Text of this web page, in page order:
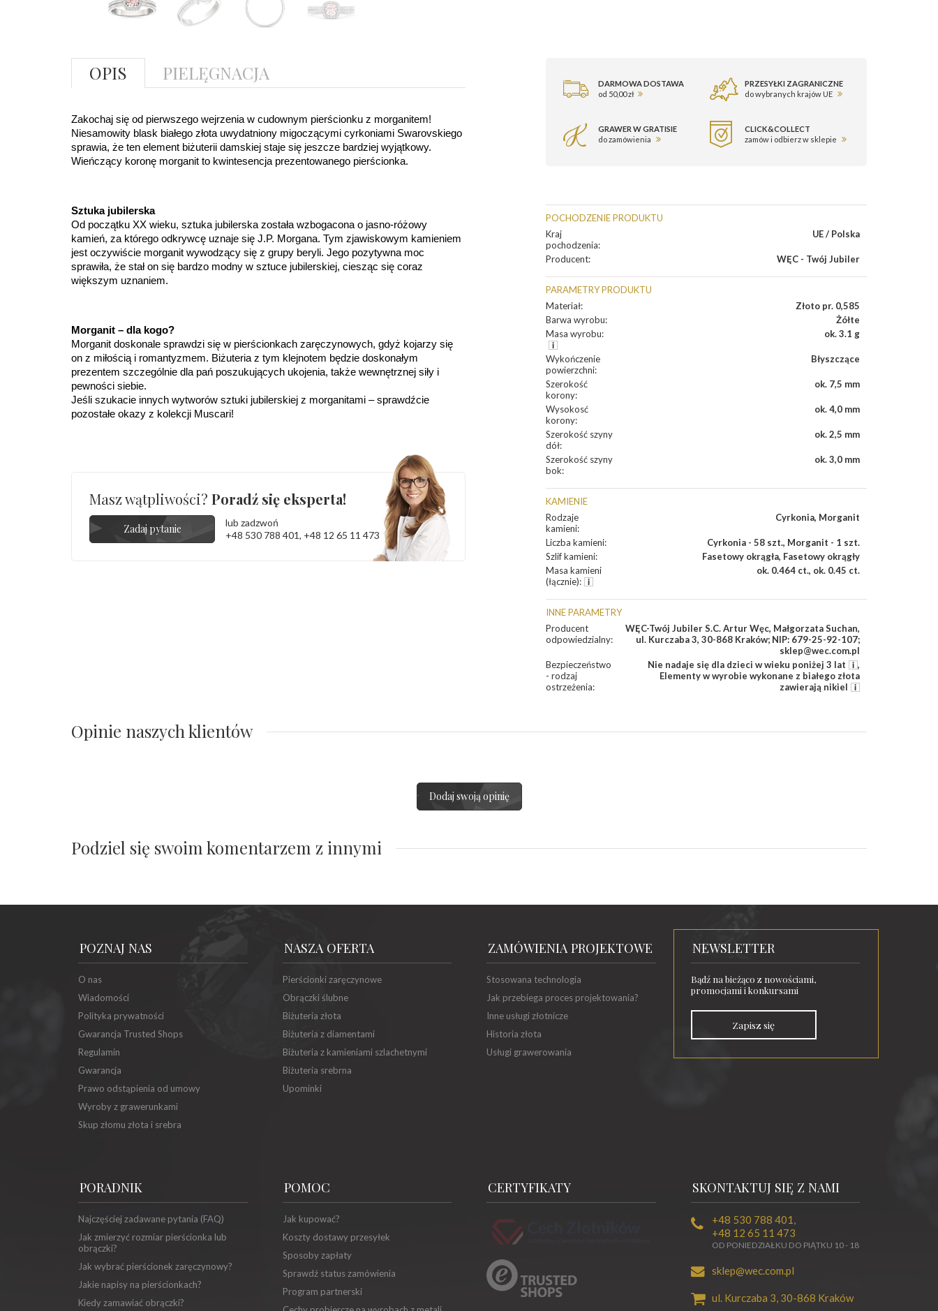
DARMOWA DOSTAWA
od 50,00 zł
PRZESYŁKI ZAGRANICZNE
do wybranych krajów UE
GRAWER W GRATISIE
do zamówienia
CLICK&COLLECT
zamów i odbierz w sklepie
POCHODZENIE PRODUKTU
Kraj
pochodzenia:
UE / Polska
Producent: WĘC - Twój Jubiler
PARAMETRY PRODUKTU
Materiał:
Złoto pr. 0,585
Barwa wyrobu:
Żółte
Masa wyrobu: ok. 3.1 g
Wykończenie
powierzchni:
Błyszczące
Szerokość
korony:
ok. 7,5 mm
Wysokosć
korony:
ok. 4,0 mm
Szerokość szyny
dół:
ok. 2,5 mm
Szerokość szyny
bok:
ok. 3,0 mm
KAMIENIE
Rodzaje
kamieni:
Cyrkonia, Morganit
Liczba kamieni: Cyrkonia - 58 szt., Morganit - 1 szt.
Szlif kamieni: Fasetowy okrągła, Fasetowy okrągły
Masa kamieni
(łącznie):
ok. 0.464 ct., ok. 0.45 ct.
INNE PARAMETRY
Producent
odpowiedzialny:
WĘC-Twój Jubiler S.C. Artur Węc, Małgorzata Suchan,
ul. Kurczaba 3, 30-868 Kraków; NIP: 679-25-92-107;
sklep@wec.com.pl
Bezpieczeństwo
- rodzaj
ostrzeżenia:
Nie nadaje się dla dzieci w wieku poniżej 3 lat
,
Elementy w wyrobie wykonane z białego złota
zawierają nikiel
OPIS PIELĘGNACJA
Zakochaj się od pierwszego wejrzenia w cudownym pierścionku z morganitem!
Niesamowity blask białego złota uwydatniony migoczącymi cyrkoniami Swarovskiego
sprawia, że ten element biżuterii damskiej staje się jeszcze bardziej wyjątkowy.
Wieńczący koronę morganit to kwintesencja prezentowanego pierścionka.
Sztuka jubilerska
Od początku XX wieku, sztuka jubilerska została wzbogacona o jasno-różowy
kamień, za którego odkrywcę uznaje się J.P. Morgana. Tym zjawiskowym kamieniem
jest oczywiście morganit wywodzący się z grupy beryli. Jego pozytywna moc
sprawiła, że stał on się bardzo modny w sztuce jubilerskiej, ciesząc się coraz
większym uznaniem.
Morganit – dla kogo?
Morganit doskonale sprawdzi się w pierścionkach zaręczynowych, gdyż kojarzy się
on z miłością i romantyzmem. Biżuteria z tym klejnotem będzie doskonałym
prezentem szczególnie dla pań poszukujących ukojenia, także wewnętrznej siły i
pewności siebie.
Jeśli szukacie innych wytworów sztuki jubilerskiej z morganitami – sprawdźcie
pozostałe okazy z kolekcji Muscari!
Masz wątpliwości? Poradź się eksperta!
Zadaj pytanie
lub zadzwoń
+48 530 788 401, +48 12 65 11 473
Opinie naszych klientów
Dodaj swoją opinię
Podziel się swoim komentarzem z innymi
POZNAJ NAS
O nas
Wiadomości
Polityka prywatności
Gwarancja Trusted Shops
Regulamin
Gwarancja
Prawo odstąpienia od umowy
Wyroby z grawerunkami
Skup złomu złota i srebra
NASZA OFERTA
Pierścionki zaręczynowe
Obrączki ślubne
Biżuteria złota
Biżuteria z diamentami
Biżuteria z kamieniami szlachetnymi
Biżuteria srebrna
Upominki
ZAMÓWIENIA PROJEKTOWE
Stosowana technologia
Jak przebiega proces projektowania?
Inne usługi złotnicze
Historia złota
Usługi grawerowania
NEWSLETTER
Bądź na bieżąco z nowościami,
promocjami i konkursami
Zapisz się
PORADNIK
Najczęściej zadawane pytania (FAQ)
Jak zmierzyć rozmiar pierścionka lub
obrączki?
Jak wybrać pierścionek zaręczynowy?
Jakie napisy na pierścionkach?
Kiedy zamawiać obrączki?
POMOC
Jak kupować?
Koszty dostawy przesyłek
Sposoby zapłaty
Sprawdź status zamówienia
Program partnerski
CERTYFIKATY SKONTAKTUJ SIĘ Z NAMI
+48 530 788 401 ,
+48 12 65 11 473
OD PONIEDZIAŁKU DO PIĄTKU 10 - 18
sklep@wec.com.pl
ul. Kurczaba 3, 30-868 Kraków